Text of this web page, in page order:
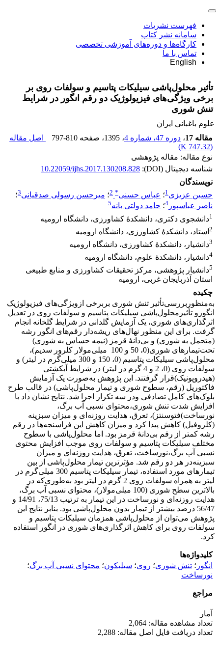
فهرست نشریات
سامانه نشر کتاب
کارگاه‌ها و دوره‌های آموزشی تخصصی
تماس با ما
English
تأثیر محلول‌پاشی سیلیکات پتاسیم و سولفات روی بر
برخی ویژگی‌های فیزیولوژیک دو رقم انگور در شرایط
تنش شوری
علوم باغبانی ایران
مقاله 17
، دوره 47، شماره 4 ، 1395 ، صفحه 797-810
اصل مقاله
(
747.32 K
)
نوع مقاله: مقاله پژوهشی
شناسه دیجیتال (DOI):
10.22059/ijhs.2017.130208.828
نویسندگان
حسین عزیزی1؛ عباس حسنی*
2؛ میرحسن رسولی صدقیانی3؛
ناصر عباسپور 4؛ حامد دولتی بانه5
1دانشجوی دکتری، دانشکدۀ کشاورزی، دانشگاه ارومیه
2 استاد، دانشکدۀ کشاورزی، دانشگاه ارومیه
3دانشیار، دانشکدۀ کشاورزی، دانشگاه ارومیه
4دانشیار، دانشکدۀ علوم، دانشگاه ارومیه
5دانشیار پژوهشی، مرکز تحقیقات کشاورزی و منابع طبیعی
استان آذربایجان غربی، ارومیه
چکیده
به‌منظور بررسیتأثیر تنش شوری بر برخی از ویژگی‌های فیزیولوژیک
انگور و تأثیر محلول‌پاشی سیلیکات پتاسیم و سولفات روی در تعدیل
اثرگذاریهای شوری، یک آزمایش گلدانی در شرایط گلخانه انجام
گرفت. برای این منظور نهال‌های ریشه‌دار رقم‌های انگور رشه
(متحمل به شوری) و بی‌دانۀ قرمز (نیمه حساس به شوری)
تحتتیمارهای شوری(0، 50 و 100 میلی‌مولار کلرور سدیم)،
محلول‌پاشی سیلیکات پتاسیم (
0، 150 و 300 میلی‌گرم در لیتر ) و
سولفات روی (0، 2 و 4 گرم در لیتر ) در شرایط آبکشتی
(هیدروپونیک)قرار گرفتند. این پژوهش به‌صورت یک آزمایش
فاکتوریل (رقم، سطوح شوری و تیمار محلول‌پاشی) در قالب طرح
بلوک‌های کامل تصادفی ودر سه تکرار اجرا شد. نتایج نشان داد با
افزایش شدت تنش شوری،محتوای نسبی آب برگ،
نورساخت)فتوسنتز)، تعرق، هدایت روزنه‌ای و میزان سبزینه
(کلروفیل) کاهش پیدا کرد و میزان کاهش این فراسنجه‌ها در رقم
رشه کمتر از رقم بی‌دانۀ قرمز بود. اما محلول‌پاشی با سطوح
مختلف سیلیکات پتاسیم و سولفات روی موجب افزایش محتوی
نسبی آب برگ،نورساخت، تعرق، هدایت روزنه‌ای و میزان
سبزینهدر هر دو رقم شد. مؤثرترین تیمار محلول‌پاشی از بین
تیمارهای مورد استفاده، تیمار سیلیکات پتاسیم 300 میلی‌گرم در
لیتر به همراه سولفات روی 2 گرم در لیتر بود به‌طوری‌که در
بالاترین سطح شوری (100 میلی‌مولار)، محتوای نسبی آب برگ،
هدایت روزنه‌ای و نورساخت در این تیمار به ترتیب 75/13، 14/91 و
56/47 درصد بیشتر از تیمار بدون محلول‌پاشی بود.
بنابر نتایج این
پژوهش می‌توان از محلول‌پاشی همزمان سیلیکات پتاسیم و
سولفات روی برای کاهش اثرگذاریهای شوری در انگور استفاده
کرد.
کلیدواژه‌ها
انگور ؛ تنش شوری؛ روی؛ سیلیکون؛ محتوای نسبی آب برگ؛
نورساخت
مراجع
آمار
تعداد مشاهده مقاله: 2,064
تعداد دریافت فایل اصل مقاله: 2,288